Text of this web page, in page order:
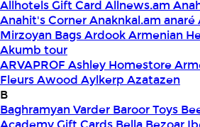
Allhotels Gift Card Allnews.am
Anahit's CornerAnaknkal.am anaré
Mirzoyan BagsArdookArmenian
Akumb tour
ARVAPROF Ashley Homestore
FleursAwood Aylkerp Azatazen
B
Baghramyan Varder Baroor Toys